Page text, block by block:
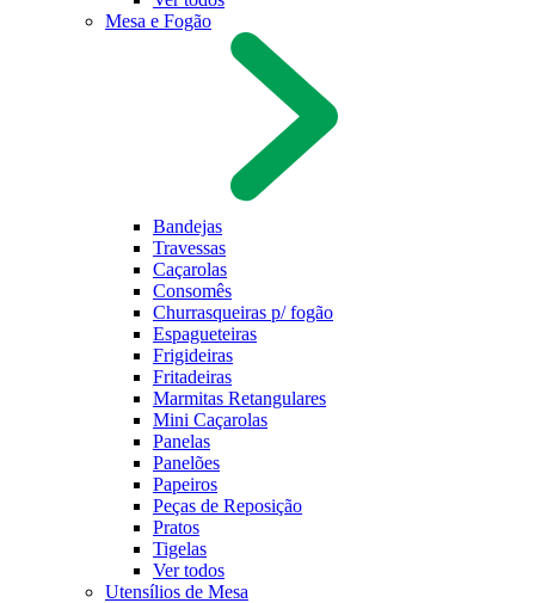
Mesa e Fogão
Bandejas
Travessas
Caçarolas
Consomês
Churrasqueiras p/ fogão
Espagueteiras
Frigideiras
Fritadeiras
Marmitas Retangulares
Mini Caçarolas
Panelas
Panelões
Papeiros
Peças de Reposição
Pratos
Tigelas
Ver todos
Utensílios de Mesa